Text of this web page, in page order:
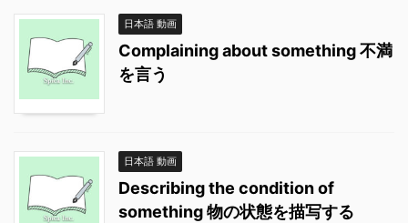
日本語 動画
Complaining about something 不満
を言う
日本語 動画
Describing the condition of
something 物の状態を描写する